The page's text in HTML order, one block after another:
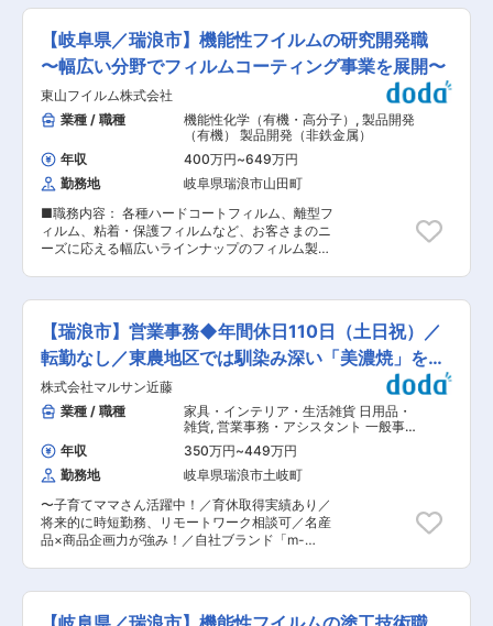
に直接関われる ・将来的には工場全体の運営に携
われるポジション ・現場改善や人材育成など“現
場づくり”に関われる 変更の範囲：会社の定める
業務
支える中核業務です。 単なる検査業務ではなく、
「数値・データに基づいて品質の適否を判断し、
改善まで落とし込む役割」を担っていただきま
す。 ■業務詳細： ・粒子（粉体）の測定・分析
（粒度・成分） ・品質データの統計解析・評価
・規格値に対する適合判断 ・製造工程の品質改
善・指導 ・品質トラブル時の原因分析・是正対応
・顧客対応（品質に関する問い合わせ・改善提
案） ・ISOに基づく品質管理体制の運用・改善
※「測定」ではなく『判断と改善”が主業務』 ■組
織構成： ・品質保証4名在籍中（内1名兼務） ・
平均年齢35歳 ■採用背景： 半導体分野を中心に
品質要求が高度化しており、 品質保証体制の高度
化に向けた即戦力人材の採用を進めています。 ■
本ポジションの特徴： ・半導体・電子材料に関わ
る高品質素材を扱う ・統計・データ分析を活用し
リア展開も可能 ◇魅力ポイント ・充実したサポ
ート体制：入社後の研修やOJTを通じて、未経験
者でも安心して業務に取り組めます。 ・キャリア
アップのチャンス：品質管理の専門知識を身につ
け、将来的にはリーダーシップを発揮するポジシ
ョンも目指せます。 ・やりがいのある仕事：高品
質な製品を通じて、国内外のお客様の信頼を獲得
できる重要な役割を担います。 変更の範囲：会社
の定める業務
【岐阜県／瑞浪市】機能性フイルムの研究開発職
〜幅広い分野でフィルムコーティング事業を展開〜
東山フイルム株式会社
業種 / 職種
機能性化学（有機・高分子） , 製品開発
（有機） 製品開発（非鉄金属）
年収
400万円~649万円
勤務地
岐阜県瑞浪市山田町
■職務内容： 各種ハードコートフィルム、離型フ
ィルム、粘着・保護フィルムなど、お客さまのニ
ーズに応える幅広いラインナップのフィルム製品
ジタル情報を表示できるヘッドアップディスプレ
イやスマートミラー、センターインフォメーショ
ンディスプレイの実現に高機能フィルムが欠かせ
ません。フィルムの表面にコーティングを施し、
太陽光などの映り込みを少なくするARコーティン
グや傷がつきにくいフイルムの技術開発となりま
す。 ※自動車、家電製品で使用されるフィルム製
品の研究開発 ・サンプル作製：コーティング剤を
塗布し、熱風乾燥機にかけ乾燥 ・物性評価：引張
試験、膜厚測定、恒温恒湿試験等 ・表面観察：電
子顕微鏡を使用し表面観察 ■職場環境： ・残業
時間は月平均で20時間以内になっており、休日も
年間123日とっていただけます。年に数回の土曜
出勤もございますが、振替休日を自由にとってい
ただけます。研究開発は30名の組織となり1課は
接着・新規技術／2課は画像／3課は車載／4課は
当社は、連結売上高1兆円(2020年3月期）を超え
【瑞浪市】営業事務◆年間休日110日（土日祝）／
転勤なし／東農地区では馴染み深い「美濃焼」を扱
う企業
株式会社マルサン近藤
業種 / 職種
家具・インテリア・生活雑貨 日用品・
雑貨, 営業事務・アシスタント 一般事
務・アシスタント
年収 350万円~449万円
勤務地
岐阜県瑞浪市土岐町
〜子育てママさん活躍中！／育休取得実績あり／
将来的に時短勤務、リモートワーク相談可／名産
品×商品企画力が強み！／自社ブランド「m-
mode」を中心とした食器の受発注業務、経理補
助をおこなっていただきます。 ・受発注業務：出